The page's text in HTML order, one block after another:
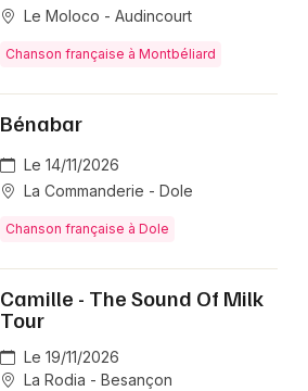
Le Moloco - Audincourt
Chanson française à Montbéliard
Bénabar
Le 14/11/2026
La Commanderie - Dole
Chanson française à Dole
Camille - The Sound Of Milk
Tour
Le 19/11/2026
La Rodia - Besançon